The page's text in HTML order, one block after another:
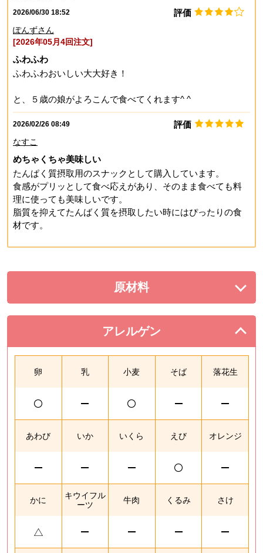
2026/06/30 18:52 評価
ぽんずさん
[2026年05月4回注文]
ふわふわ
ふわふわおいしい大大好き！
と、５歳の娘がよろこんで食べてくれます^ ^
2026/02/26 08:49 評価
なすこ
めちゃくちゃ美味しい
たんぱく質摂取用のスナックとして購入しています。
食感がプリッとして食べ応えがあり、そのまま食べても料
理に使っても美味しいです。
脂質を抑えてたんばく質を摂取したい時にはぴったりの食
材です。
原材料を展開する。
アレルゲン
を閉じる。
卵 乳 小麦 そば 落花生
あわび いか いくら えび オレンジ
かに
キウイフル
ーツ
牛肉 くるみ さけ